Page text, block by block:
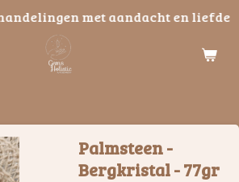
met aandacht en liefde
Palmsteen -
Bergkristal - 77gr